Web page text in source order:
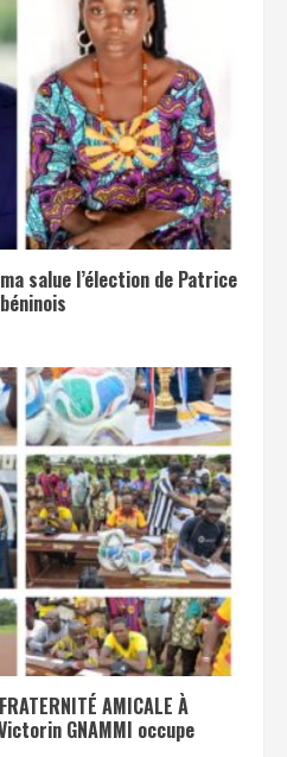
salue l’élection de Patrice
AMICALE À
GNAMMI occupe